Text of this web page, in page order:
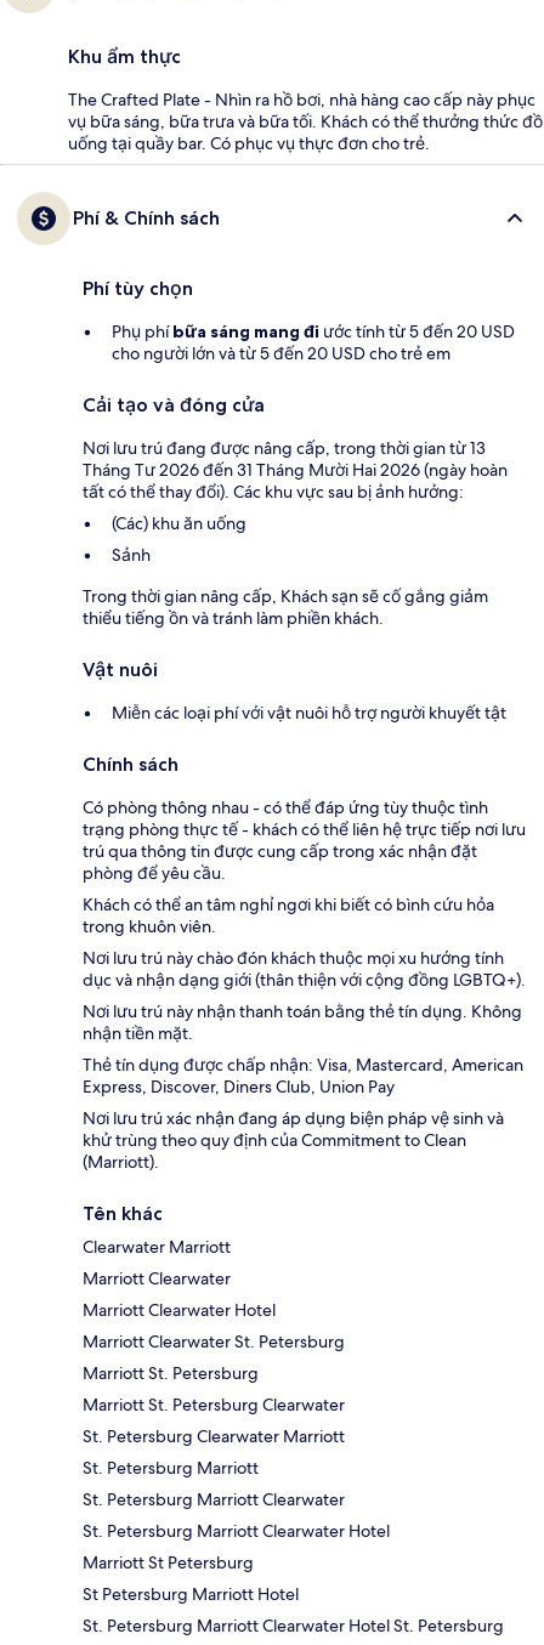
Khu ẩm thực
The Crafted Plate - Nhìn ra hồ bơi, nhà hàng cao cấp này phục
vụ bữa sáng, bữa trưa và bữa tối. Khách có thể thưởng thức đồ
uống tại quầy bar. Có phục vụ thực đơn cho trẻ.
Phí & Chính sách
Phí tùy chọn
Phụ phíbữa sáng mang đi ước tính từ 5 đến 20 USD
cho người lớn và từ 5 đến 20 USD cho trẻ em
Cải tạo và đóng cửa
Nơi lưu trú đang được nâng cấp, trong thời gian từ 13
Tháng Tư 2026 đến 31 Tháng Mười Hai 2026 (ngày hoàn
tất có thể thay đổi). Các khu vực sau bị ảnh hưởng:
(Các) khu ăn uống
Sảnh
Trong thời gian nâng cấp, Khách sạn sẽ cố gắng giảm
thiểu tiếng ồn và tránh làm phiền khách.
Vật nuôi
Miễn các loại phí với vật nuôi hỗ trợ người khuyết tật
Chính sách
Có phòng thông nhau - có thể đáp ứng tùy thuộc tình
trạng phòng thực tế - khách có thể liên hệ trực tiếp nơi lưu
trú qua thông tin được cung cấp trong xác nhận đặt
phòng để yêu cầu.
Khách có thể an tâm nghỉ ngơi khi biết có bình cứu hỏa
trong khuôn viên.
Nơi lưu trú này chào đón khách thuộc mọi xu hướng tính
dục và nhận dạng giới (thân thiện với cộng đồng LGBTQ+).
Nơi lưu trú này nhận thanh toán bằng thẻ tín dụng. Không
nhận tiền mặt.
Thẻ tín dụng được chấp nhận: Visa, Mastercard, American
Express, Discover, Diners Club, Union Pay
Nơi lưu trú xác nhận đang áp dụng biện pháp vệ sinh và
khử trùng theo quy định của Commitment to Clean
(Marriott).
Tên khác
Clearwater Marriott
Marriott Clearwater
Marriott Clearwater Hotel
Marriott Clearwater St. Petersburg
Marriott St. Petersburg
Marriott St. Petersburg Clearwater
St. Petersburg Clearwater Marriott
St. Petersburg Marriott
St. Petersburg Marriott Clearwater
St. Petersburg Marriott Clearwater Hotel
Marriott St Petersburg
St Petersburg Marriott Hotel
St. Petersburg Marriott Clearwater Hotel St. Petersburg